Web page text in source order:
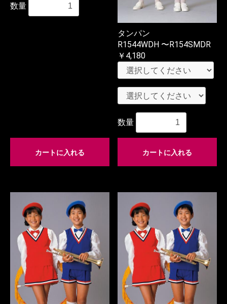
数量
カートに入れる
タンパン
R1544WDH 〜R154SMDR
￥4,180
数量
カートに入れる